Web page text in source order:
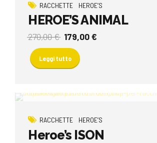
RACCHETTE HEROE’S
HEROE’S ANIMAL
270,00€ Il
prezzo
originale
era:
179,00€
Leggi tutto
RACCHETTE HEROE’S
Heroe’s ISON